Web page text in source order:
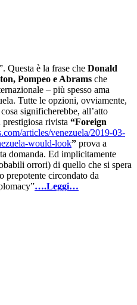
Questa è la frase che Donald
Pompeo e Abrams che
– più spesso ama
Tutte le opzioni, ovviamente,
significherebbe, all’atto
rivista “Foreign
articles/venezuela/2019-03-
would-look” prova a
domanda. Ed implicitamente
orrori) di quello che si spera
prepotente circondato da
….Leggi…